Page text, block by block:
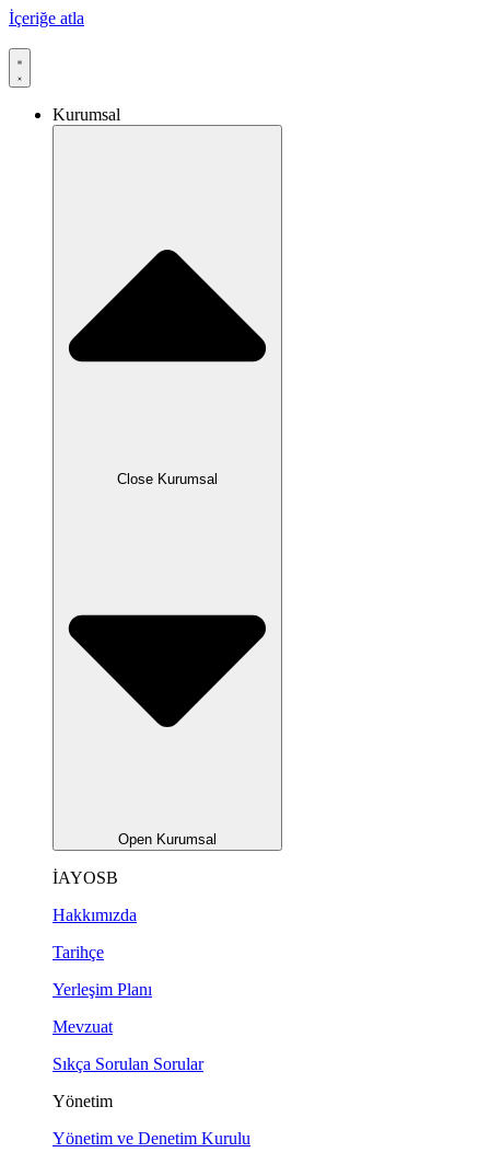
İçeriğe atla
Kurumsal
Close Kurumsal
Open Kurumsal
İAYOSB
Hakkımızda
Tarihçe
Yerleşim Planı
Mevzuat
Sıkça Sorulan Sorular
Yönetim
Yönetim ve Denetim Kurulu